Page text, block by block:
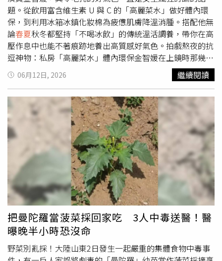
或生氣的時候，血壓都會上升，這也是為什麼人在生氣或者
大笑的時候，臉會漲的通紅的原因。過分激動，對心臟部位
也是有傷害的，如果經常過分激動，將會刺激心臟部位的供
血。
褲，低調卻充滿質感。（圖／品牌提供）男裝周名人亮點：
孔劉在Louis Vuitton 路易威登2027春夏男裝秀，孔劉以嫩
黃色夾克搭配深色喇叭褲，柔和色彩與俐落線條形成反差，
手上的淺灰拼接 Speedy 包更替造型注入都會感，熟男魅力
依舊無敵。（圖／品牌提供）男裝周名人亮點：j-Hope一樣
男裝秀的j-Hope，則完全展現潮流
王者氣場，以條紋西裝套裝登場，筆直線條拉出修長比例，
內搭領帶造型更增添復古紳士感。最吸睛的莫過於深藍丹寧
拼貼 Speedy 包，在正裝中加入玩味細節，讓整體造型既正
式又充滿街頭態度。（圖／品牌提供）
題。從飲用富含維生素 U 與 C 的「高麗菜水」做好體內環
保，到利用冰箱冰鎮化妝棉為疲憊肌膚降溫消腫。搭配他無
論春夏秋冬都堅持「不喝冰飲」的傳統溫活調養，帶你在高
壓作息中也能不著痕跡地養出高質感好氣色。拍戲熬夜的抗
逗神物：私房「高麗菜水」體內環保金智媛在上鏡時那幾乎
找不到一絲毛孔的雪白肌膚，得益於他對體內排毒的堅持。
他曾大方分享自己維持膚質穩定的最大祕訣，就是飲用自製
後，放入冰箱冷藏飲用。高麗菜中含有極為豐富的維生素 U
與維生素 C。維生素 U 能溫和修護黏膜、促進腸胃健康，而
維生素 C 則是強大的抗氧化劑。這款飲品能幫助身體代謝廢
物、穩定肌膚狀態，是他面對日夜顛倒的熬夜拍攝時，肌膚
依然平滑、不長暗瘡與粉刺的隱形防線。（圖／取自
geewonii IG）疲憊發紅的降溫消腫術：5分鐘「冰鎮化妝
棉」定格緊緻輪廓當面臨頻繁移動通勤或睡眠不足，導致皮
膚因疲憊而發紅、浮腫時，金智媛有一套極速救急的心機秘
訣。他會將日常使用的保濕化妝水徹底沾濕整張化妝棉，並
放入冰箱冰鎮 5 到 10 分鐘。接著將冰涼的化妝棉精準敷在
容易反油的雙頰，以及最容易出賣疲態的眼周。這個動作能
利用物理低溫快速幫肌膚降溫、安撫發紅、並收斂粗大毛
孔，達到瞬間消腫的效果。當臉部輪廓重新回歸緊緻俐落，
06月12日, 2026 繼續閱讀
把曼陀羅當菠菜採回家吃 3人中毒送醫！醫
曝晚半小時恐沒命
野菜別亂採！大陸山東2日發生一起嚴重的集體食物中毒事